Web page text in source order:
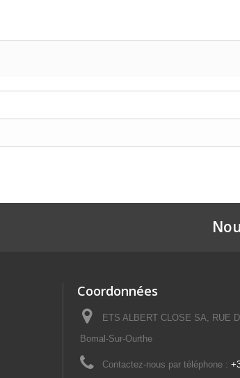
Coordonnées
ETS ALBERT CLOSE SA, RUE
Bomal-Sur-Ourthe
Contactez-nous par téléphone :